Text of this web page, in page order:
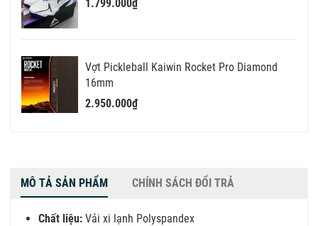
1.799.000₫
Vợt Pickleball Kaiwin Rocket Pro Diamond
16mm
2.950.000₫
MÔ TẢ SẢN PHẨM CHÍNH SÁCH ĐỔI TRẢ
Chất liệu: Vải xi lạnh Polyspandex